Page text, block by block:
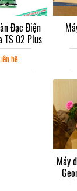
đàm DL-
T186
hệ
Máy